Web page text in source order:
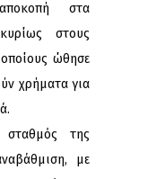
στα
στους
ώθησε
χρήματα για
σταθμός της
με